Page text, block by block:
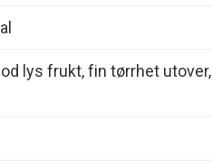
lys frukt, fin tørrhet utover,